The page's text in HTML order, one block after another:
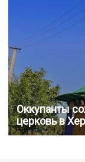
Оккупанты
церковь в